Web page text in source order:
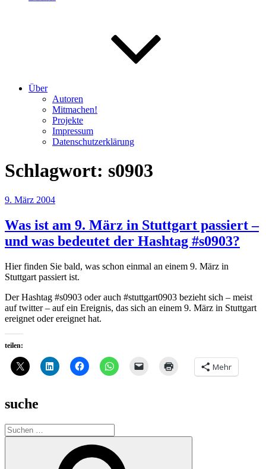
Über
Autoren
Mitmachen!
Projekte
Impressum
Datenschutzerklärung
Schlagwort: s0903
Veröffentlicht
9. März 2004
Was ist am 9. März in Stuttgart passiert –
und was bedeutet der Hashtag #s0903?
Hier finden Sie bald, was schon einmal an einem 9. März in
Stuttgart passiert ist.
Der Hashtag #s0903 oder auch #stuttgart0903 bezieht sich – meist
auf twitter – auf ein Ereignis, das sich an einem 9. März in Stuttgart
ereignet oder ereignet hat.
teilen:
Mehr
suche
Suche
nach: